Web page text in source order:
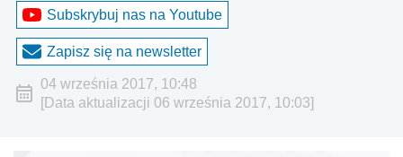
Subskrybuj nas na Youtube
Zapisz się na newsletter
04 września 2017, 10:48
[Data aktualizacji 06 września 2017, 10:03]